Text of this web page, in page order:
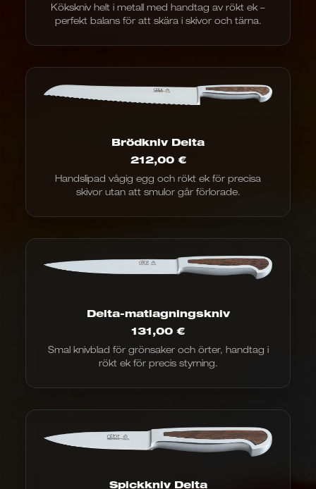
€
till
€
Kökskniv helt i metall med handtag av rökt ek –
perfekt balans för att skära i skivor och tärna.
Brödkniv Delta
212,00 €
Handslipad vågig egg och rökt ek för precisa
skivor utan att smulor går förlorade.
Delta-matlagningskniv
131,00 €
Smal knivblad för grönsaker och örter, handtag i
rökt ek för precis styrning.
Spickkniv Delta